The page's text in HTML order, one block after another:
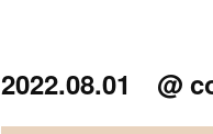
2022.08.01 @